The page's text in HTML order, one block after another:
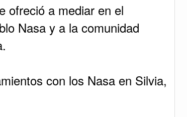
ofreció a mediar en el
Nasa y a la comunidad
con los Nasa en Silvia,